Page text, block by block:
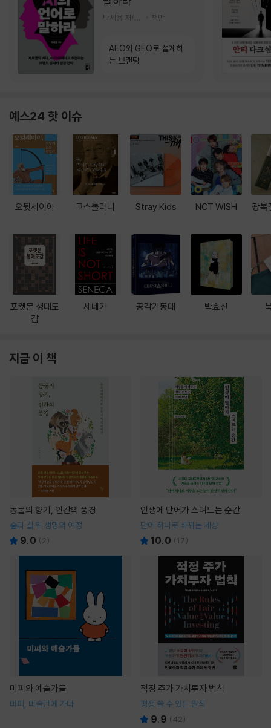
책만
AEO와 GEO로 설계하
는 브랜딩
예스24 핫 이슈
오뒷세이아
포켓몬 생태도
감
코스톨라니
세네카
Stray Kids
공각기동대
NCT WISH
박효신
광복
지금 이 책
동물의 향기, 인간의 풍경
숲과 길 위 생명의 여정
9.0 ( 2)
인생에 단어가 스며드는 순간
단어 하나로 바뀌는 세상
10.0 (17)
미피와 예술가들
미피, 미술관에 가다
적정 주가 가치투자 법칙
평생 쓸 수 있는 원칙
9.9 (42)